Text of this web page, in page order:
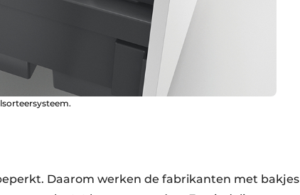
Daarom werken de fabrikanten met bakjes